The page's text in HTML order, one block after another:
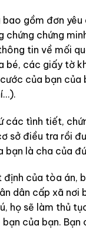
gồm đơn yêu
chứng chứng
tin về mối
bé, các giấy tờ
của bạn của
các tình tiết,
sở điều tra rồi
bạn là cha của
định của tòa án,
dân cấp xã nơi
họ sẽ làm thủ
của bạn. Bạn